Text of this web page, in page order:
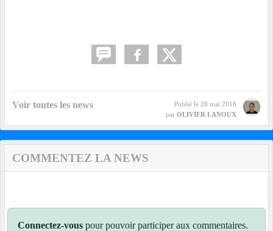
Voir toutes les news Publié le 28 mai 2016
par OLIVIER LANOUX
COMMENTEZ LA NEWS
Connectez-vous pour pouvoir participer aux commentaires.